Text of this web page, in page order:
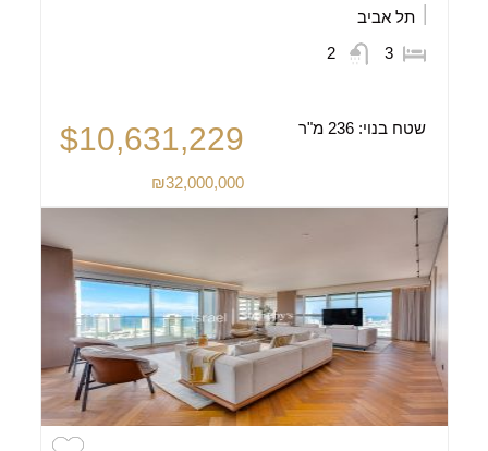
תל אביב
3
2
שטח בנוי:236 מ"ר $10,631,229
₪32,000,000